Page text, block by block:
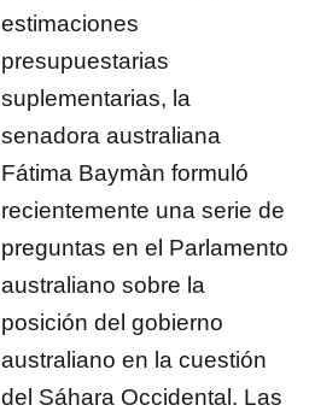
estimaciones
presupuestarias
suplementarias, la
senadora australiana
Fátima Baymàn formuló
recientemente una serie de
preguntas en el Parlamento
australiano sobre la
posición del gobierno
australiano en la cuestión
del Sáhara Occidental. Las